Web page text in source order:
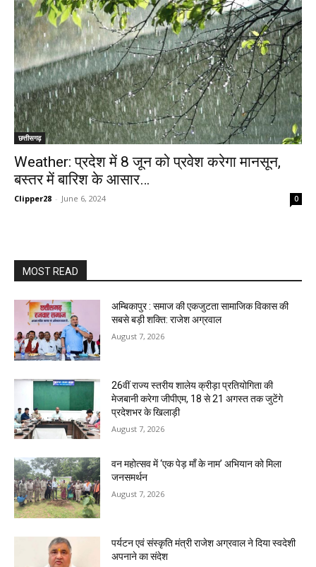
छत्तीसगढ़
Weather: प्रदेश में 8 जून को प्रवेश करेगा मानसून,
बस्तर में बारिश के आसार…
Clipper28 - June 6, 2024 0
MOST READ
अम्बिकापुर : समाज की एकजुटता सामाजिक विकास की
सबसे बड़ी शक्ति: राजेश अग्रवाल
August 7, 2026
26वीं राज्य स्तरीय शालेय क्रीड़ा प्रतियोगिता की
मेजबानी करेगा जीपीएम, 18 से 21 अगस्त तक जुटेंगे
प्रदेशभर के खिलाड़ी
August 7, 2026
वन महोत्सव में ‘एक पेड़ माँ के नाम’ अभियान को मिला
जनसमर्थन
August 7, 2026
पर्यटन एवं संस्कृति मंत्री राजेश अग्रवाल ने दिया स्वदेशी
अपनाने का संदेश